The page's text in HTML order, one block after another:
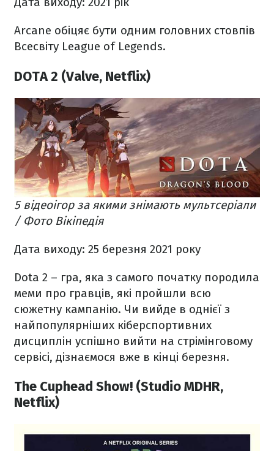
Arcane обіцяє бути одним головних стовпів
Всесвіту League of Legends.
DOTA 2 (Valve, Netflix)
5 відеоігор за якими знімають мультсеріали
/ Фото Вікіпедія
Дата виходу: 25 березня 2021 року
Dota 2 – гра, яка з самого початку породила
меми про гравців, які пройшли всю
сюжетну кампанію. Чи вийде в однієї з
найпопулярніших кіберспортивних
дисциплін успішно вийти на стрімінговому
сервісі, дізнаємося вже в кінці березня.
The Cuphead Show! (Studio MDHR,
Netflix)